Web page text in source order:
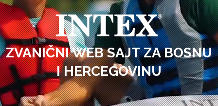
ZVANIČNI WEB SAJT ZA BOSNU
I HERCEGOVINU